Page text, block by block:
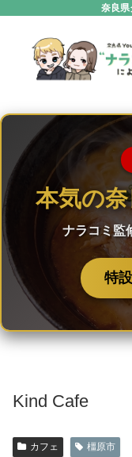
奈良県
本気の
ナラコミ監
特
Kind Cafe
カフェ 橿原市